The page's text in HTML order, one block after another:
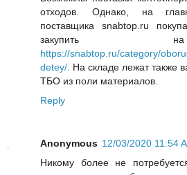
отходов. Однако, на
поставщика snabtop.ru
закупить
https://snabtop.ru/category/
detey/ . На складе лежат также
ТБО из поли материалов.
Reply
Anonymous 12/03/2020 11:54
Никому более не